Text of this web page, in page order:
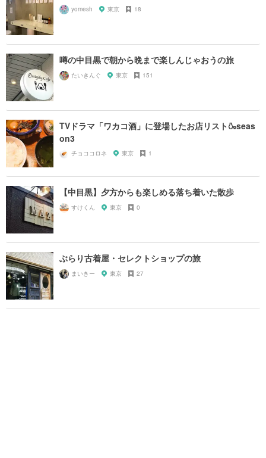
yomesh 東京 18
噂の中目黒で朝から晩まで楽しんじゃおうの旅
たいきんぐ 東京 151
TVドラマ「ワカコ酒」に登場したお店リスト🍶seas
on3
チョココロネ 東京 1
【中目黒】夕方からも楽しめる落ち着いた散歩
すけくん 東京 0
ぶらり古着屋・セレクトショップの旅
まいきー 東京 27